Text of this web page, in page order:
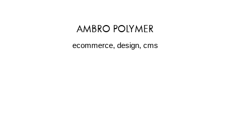
AMBRO POLYMER
ecommerce, design, cms